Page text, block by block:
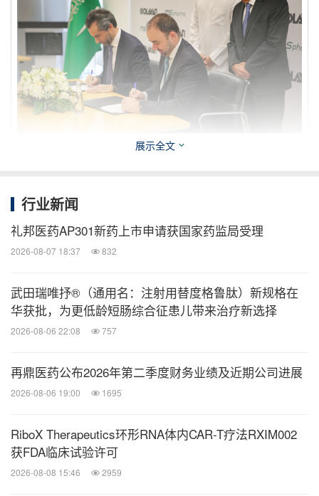
Officials from MS Pharma and Olayan Financing Company during
消息来源：MS Pharma
大健康企业最新的经营动态。扫描二维码，
立即订阅！
物
药物
展示全文
行业新闻
礼邦医药AP301新药上市申请获国家药监局受理
2026-08-07 18:37 832
武田瑞唯抒®（通用名：注射用替度格鲁肽）新规格在
华获批，为更低龄短肠综合征患儿带来治疗新选择
2026-08-06 22:08 757
再鼎医药公布2026年第二季度财务业绩及近期公司进展
2026-08-06 19:00 1695
RiboX Therapeutics环形RNA体内CAR-T疗法RXIM002
获FDA临床试验许可
2026-08-08 15:46 2959